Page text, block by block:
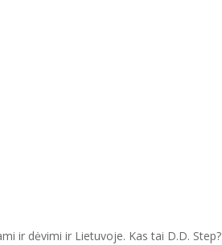
ir dėvimi ir Lietuvoje. Kas tai D.D. Step?